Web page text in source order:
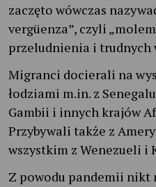
zaczęto wówczas
vergüenza”, czyli
przeludnienia i trudnych
Migranci docierali na
łodziami m.in. z
Gambii i innych krajów
Przybywali także z
wszystkim z Wenezueli i
Z powodu pandemii nikt